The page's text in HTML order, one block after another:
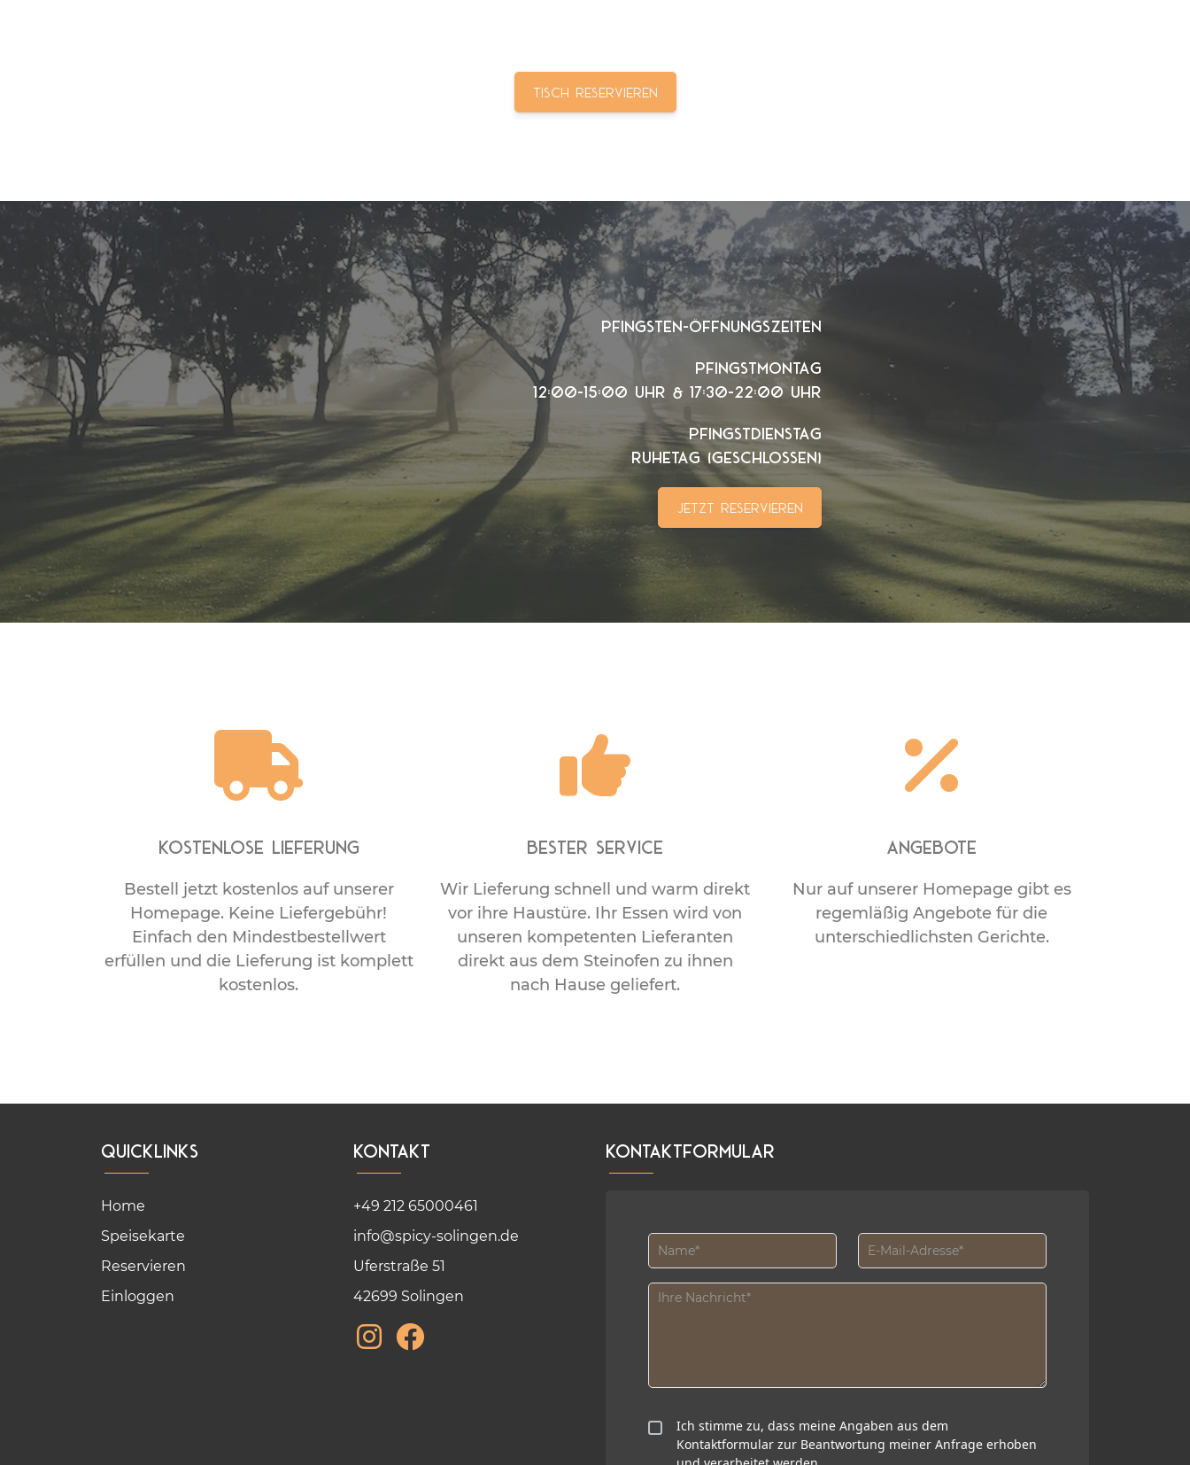
Tisch reservieren
Pfingsten-Öffnungszeiten
Pfingstmontag
12:00-15:00 Uhr & 17:30-22:00 Uhr
Pfingstdienstag
Ruhetag (geschlossen)
Jetzt reservieren
Kostenlose Lieferung
Bestell jetzt kostenlos auf unserer
Homepage. Keine Liefergebühr!
Einfach den Mindestbestellwert
erfüllen und die Lieferung ist komplett
kostenlos.
Bester Service
Wir Lieferung schnell und warm direkt
vor ihre Haustüre. Ihr Essen wird von
unseren kompetenten Lieferanten
direkt aus dem Steinofen zu ihnen
nach Hause geliefert.
Angebote
Nur auf unserer Homepage gibt es
regemläßig Angebote für die
unterschiedlichsten Gerichte.
Quicklinks
Home
Speisekarte
Reservieren
Einloggen
Kontakt
+49 212 65000461
info@spicy-solingen.de
Uferstraße 51
42699 Solingen
Kontaktformular
Ich stimme zu, dass meine Angaben aus dem
Kontaktformular zur Beantwortung meiner Anfrage erhoben